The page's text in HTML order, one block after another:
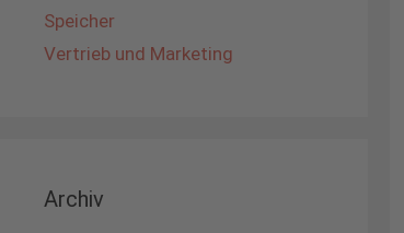
Speicher
Vertrieb und Marketing
Archiv